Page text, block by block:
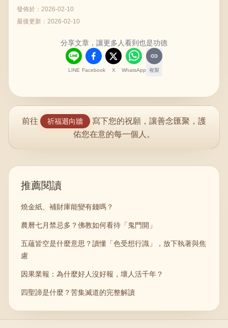
發佈於： 2026-02-10
最後更新： 2026-02-10
分享文章，讓更多人看到也是功德
LINE Facebook X WhatsApp 複製
前往 祈福迴向牆
寫下您的祝願，讓善念匯聚，護
佑您在意的每一個人。
推薦閱讀
燒金紙、補財庫能變有錢嗎？
農曆七月禁忌多？佛教如何看待「鬼門開」
五蘊皆空是什麼意思？讀懂「色受想行識」，放下執著與焦
慮
因果業報：為什麼好人沒好報，壞人活千年？
四聖諦是什麼？苦集滅道的完整解讀